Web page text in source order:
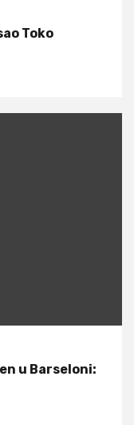
Toko
u Barseloni: